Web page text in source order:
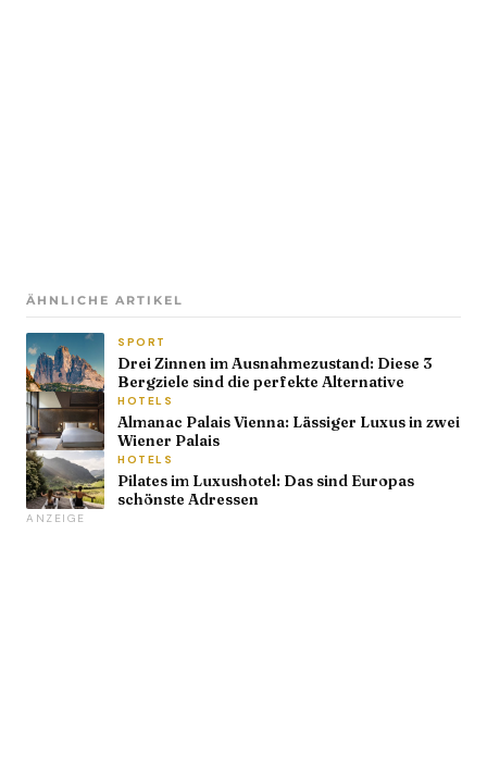
ÄHNLICHE ARTIKEL
SPORT
Drei Zinnen im Ausnahmezustand: Diese 3
Bergziele sind die perfekte Alternative
HOTELS
Almanac Palais Vienna: Lässiger Luxus in zwei
Wiener Palais
HOTELS
Pilates im Luxushotel: Das sind Europas
schönste Adressen
ANZEIGE